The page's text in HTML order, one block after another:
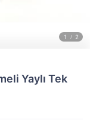
Yaylı Tek